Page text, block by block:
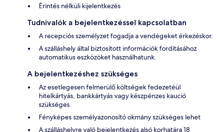
Érintés nélküli kijelentkezés
Tudnivalók a bejelentkezéssel kapcsolatban
A recepciós személyzet fogadja a vendégeket érkezéskor.
A szálláshely által biztosított információk fordításához
automatikus eszközöket használhatunk.
A bejelentkezéshez szükséges
Az esetlegesen felmerülő költségek fedezetéül
hitelkártyás, bankkártyás vagy készpénzes kaució
szükséges
Fényképes személyazonosító okmány szükséges lehet
A szálláshelyre való bejelentkezés alsó korhatára 18